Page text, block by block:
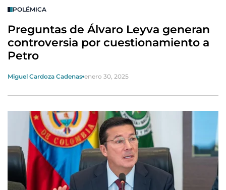
POLÉMICA
Preguntas de Álvaro Leyva generan
controversia por cuestionamiento a
Petro
Miguel Cardoza Cadenas enero 30, 2025